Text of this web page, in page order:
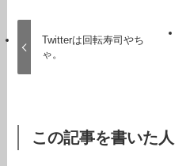
Twitterは回転寿司やち
ゃ。
この記事を書いた人